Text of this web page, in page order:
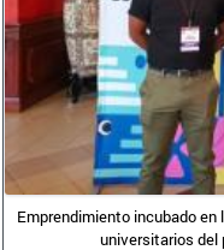
Emprendimiento incubado
universitarios del